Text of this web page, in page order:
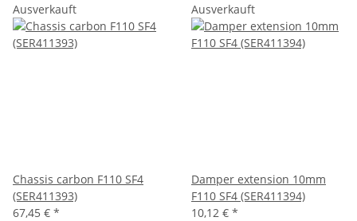
Ausverkauft
Chassis carbon F110 SF4
(SER411393)
67,45 € *
Ausverkauft
Damper extension 10mm
F110 SF4 (SER411394)
10,12 € *